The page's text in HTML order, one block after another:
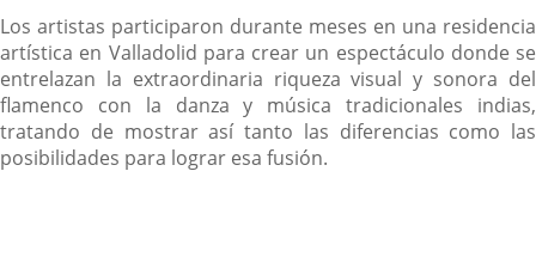
Los artistas participaron durante meses en una residencia
artística en Valladolid para crear un espectáculo donde se
entrelazan la extraordinaria riqueza visual y sonora del
flamenco con la danza y música tradicionales indias,
tratando de mostrar así tanto las diferencias como las
posibilidades para lograr esa fusión.